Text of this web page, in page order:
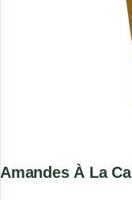
Amandes À La